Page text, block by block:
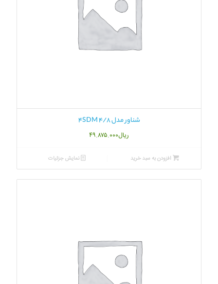
شناور مدل 4SDM 4/8
ریال۴۹.۸۷۵.۰۰۰
افزودن به سبد خرید نمایش جزئیات